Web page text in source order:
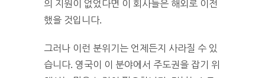
의 지원이 없었다면 이 회사들은 해외로 이전
했을 것입니다.
그러나 이런 분위기는 언제든지 사라질 수 있
습니다. 영국이 이 분야에서 주도권을 잡기 위